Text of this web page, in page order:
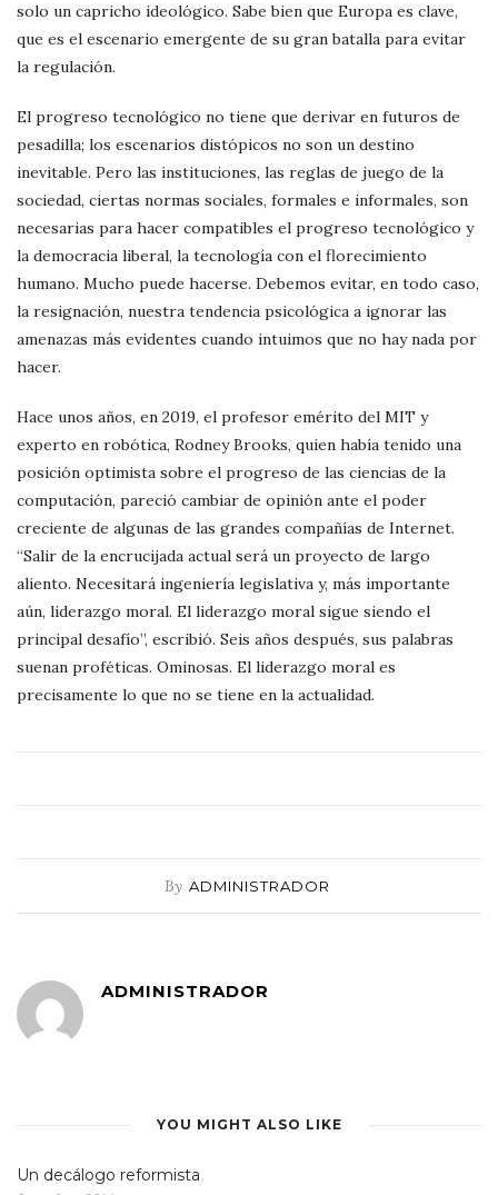
solo un capricho ideológico. Sabe bien que Europa es clave,
que es el escenario emergente de su gran batalla para evitar
la regulación.
El progreso tecnológico no tiene que derivar en futuros de
pesadilla; los escenarios distópicos no son un destino
inevitable. Pero las instituciones, las reglas de juego de la
sociedad, ciertas normas sociales, formales e informales, son
necesarias para hacer compatibles el progreso tecnológico y
la democracia liberal, la tecnología con el florecimiento
humano. Mucho puede hacerse. Debemos evitar, en todo caso,
la resignación, nuestra tendencia psicológica a ignorar las
amenazas más evidentes cuando intuimos que no hay nada por
hacer.
Hace unos años, en 2019, el profesor emérito del MIT y
experto en robótica, Rodney Brooks, quien había tenido una
posición optimista sobre el progreso de las ciencias de la
computación, pareció cambiar de opinión ante el poder
creciente de algunas de las grandes compañías de Internet.
“Salir de la encrucijada actual será un proyecto de largo
aliento. Necesitará ingeniería legislativa y, más importante
aún, liderazgo moral. El liderazgo moral sigue siendo el
principal desafío”, escribió. Seis años después, sus palabras
suenan proféticas. Ominosas. El liderazgo moral es
precisamente lo que no se tiene en la actualidad.
By ADMINISTRADOR
ADMINISTRADOR
YOU MIGHT ALSO LIKE
Un decálogo reformista